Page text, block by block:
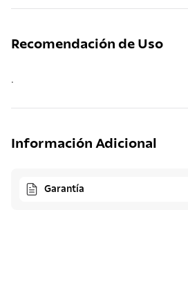
Recomendación de Uso
.
Información Adicional
Garantía